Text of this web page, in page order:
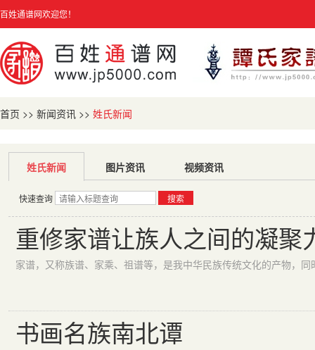
百姓通谱网欢迎您！
首页 >> 新闻资讯 >> 姓氏新闻
姓氏新闻 图片资讯 视频资讯
快速查询 搜索
重修家谱让族人之间的凝聚
书画名族南北谭